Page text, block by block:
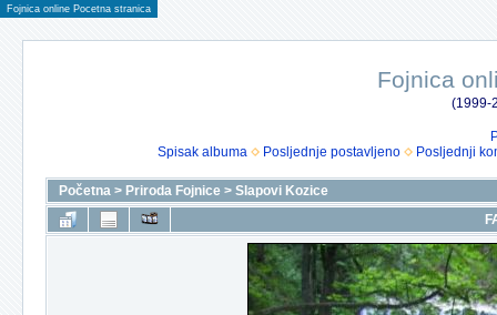
Fojnica online Pocetna stranica
Fojnica
(1999-
Spisak albuma
Posljednje postavljeno Posljednji
Početna > Priroda Fojnice > Slapovi Kozice